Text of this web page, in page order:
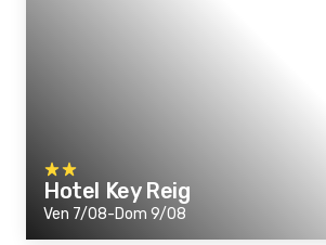
Hotel Key Reig
Ven 7/08-Dom 9/08